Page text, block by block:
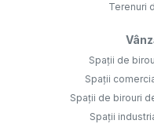
Terenuri
Spații de
Spații
Spații de birouri
Spații